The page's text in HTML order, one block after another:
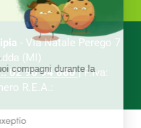
- Via Natale Perego 7
(MI)
02 90 94 880| P.Iva:
R.E.A.: